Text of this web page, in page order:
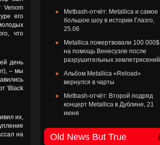
Venom
его
что
день
– мы
‘Black
их,
на
Metbash-отчёт: Metallica и самое
большое шоу в истории Глазго,
25.06
Metallica пожертвовали 100 000$
на помощь Венесуэле после
разрушительных землетрясений
Альбом Metallica «Reload»
вернулся в чарты
Metbash-отчёт: Второй подряд
концерт Metallica в Дублине, 21
июня
Old News But True